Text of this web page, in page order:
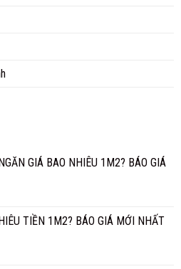
GIÁ BAO NHIÊU 1M2? BÁO GIÁ
TIỀN 1M2? BÁO GIÁ MỚI NHẤT